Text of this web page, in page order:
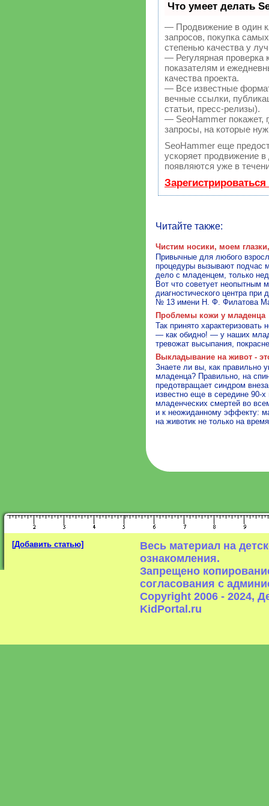
Что умеет делать
— Продвижение в один
запросов, покупка
степенью качества у
— Регулярная проверка
показателям и
качества проекта.
— Все известные
вечные ссылки,
статьи, пресс-релизы).
— SeoHammer покажет,
запросы, на которые
SeoHammer еще
ускоряет продвижение
появляются уже в
Читайте также:
Чистим носики, моем
Привычные для любого
процедуры вызывают подчас
дело с младенцем, только
Вот что советует неопытным
диагностического центра при
№ 13 имени Н. Ф. Филатова
Проблемы кожи у младенца
Так принято
— как обидно! — у наших
тревожат высыпания,
Выкладывание на живот -
Знаете ли вы, как правильно
младенца? Правильно, на
предотвращает синдром
известно еще в середине 90-х
младенческих смертей во
и к неожиданному эффекту:
на животик не только на
[Добавить статью]
Весь материал на
ознакомления.
Запрещено
согласования с
Copyright 2006 - 2024,
KidPortal.ru